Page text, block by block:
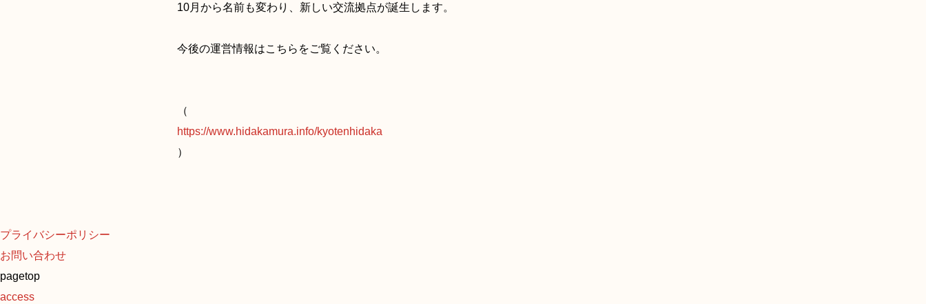
10月から名前も変わり、新しい交流拠点が誕生します。
今後の運営情報はこちらをご覧ください。
（
https://www.hidakamura.info/kyotenhidaka
）
プライバシーポリシー
お問い合わせ
pagetop
access